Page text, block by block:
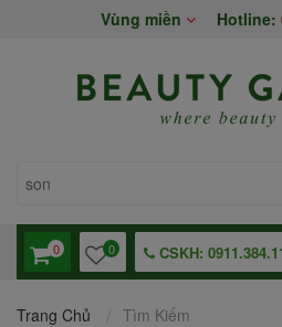
Vùng miền Hotline:
0 0 CSKH:
Trang Chủ Tìm Kiếm